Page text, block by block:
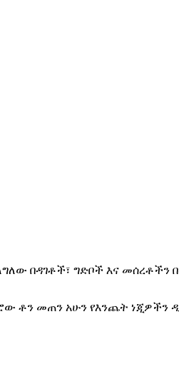
በዳገቶች፣ ግድቦች እና መሰረቶችን
ቶን መጠን አሁን የእንጨት